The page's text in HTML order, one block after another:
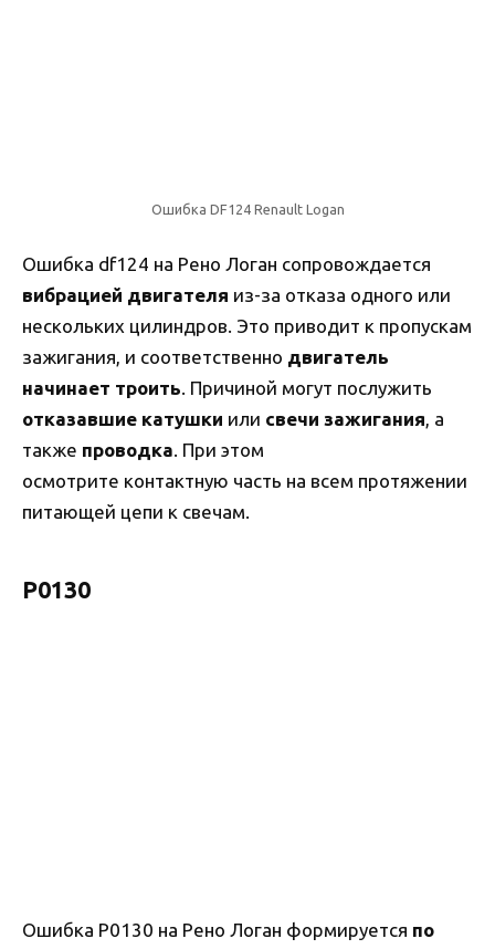
Ошибка DF124 Renault Logan
Ошибка df124 на Рено Логан сопровождается
вибрацией двигателя из-за отказа одного или
нескольких цилиндров. Это приводит к пропускам
зажигания, и соответственно двигатель
начинает троить. Причиной могут послужить
отказавшие катушки или свечи зажигания, а
также проводка. При этом
осмотрите контактную часть на всем протяжении
питающей цепи к свечам.
Р0130
Ошибка P0130 на Рено Логан формируется по